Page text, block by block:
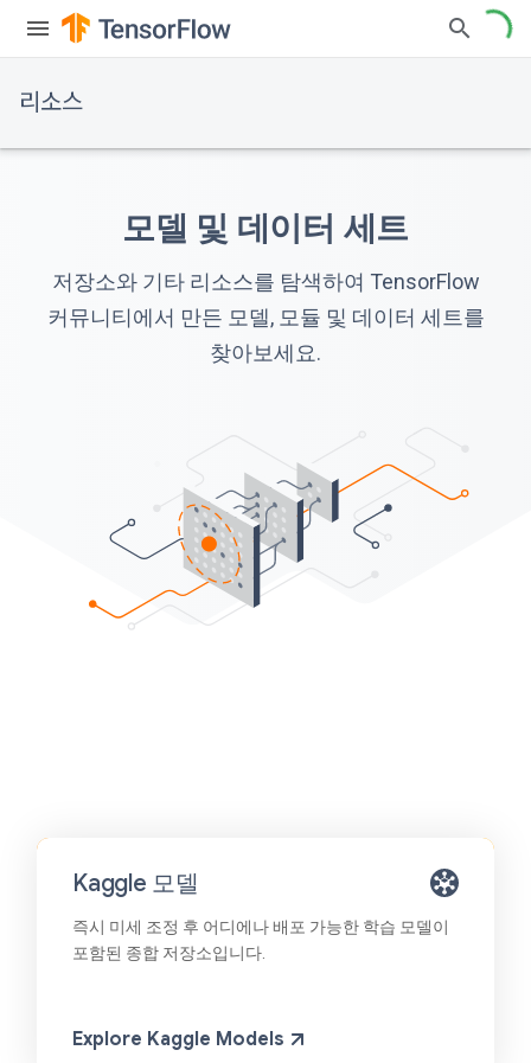
리소스
모델 및 데이터 세트
저장소와 기타 리소스를 탐색하여 TensorFlow
커뮤니티에서 만든 모델, 모듈 및 데이터 세트를
찾아보세요.
Kaggle 모델
즉시 미세 조정 후 어디에나 배포 가능한 학습 모델이
포함된 종합 저장소입니다.
Explore Kaggle Models